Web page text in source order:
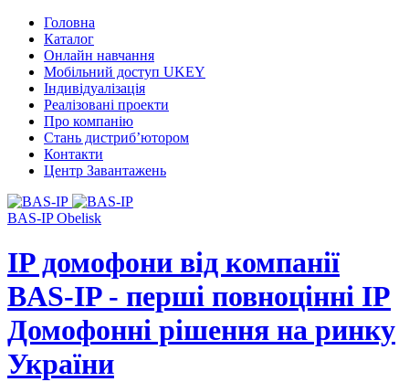
Головна
Каталог
Онлайн навчання
Мобільний доступ UKEY
Індивідуалізація
Реалізовані проекти
Про компанію
Стань дистриб’ютором
Контакти
Центр Завантажень
BAS-IP Obelisk
IP домофони від компанії
BAS-IP - перші повноцінні IP
Домофонні рішення на ринку
України